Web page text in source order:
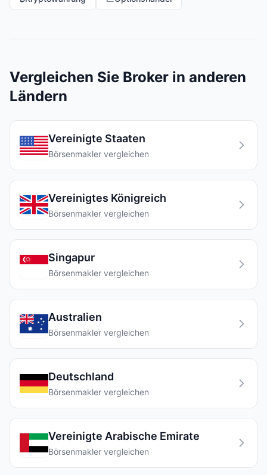
Vergleichen Sie Broker in anderen
Ländern
Vereinigte Staaten
Börsenmakler vergleichen
Vereinigtes Königreich
Börsenmakler vergleichen
Singapur
Börsenmakler vergleichen
Australien
Börsenmakler vergleichen
Deutschland
Börsenmakler vergleichen
Vereinigte Arabische Emirate
Börsenmakler vergleichen